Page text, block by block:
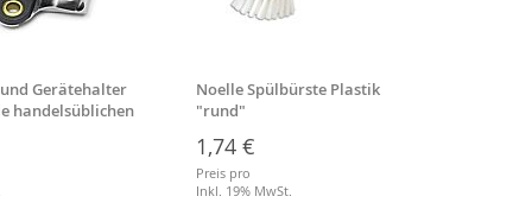
Gerätehalter
handelsüblichen
Noelle Spülbürste Plastik
"rund"
1,74 €
Preis pro
Inkl. 19% MwSt.